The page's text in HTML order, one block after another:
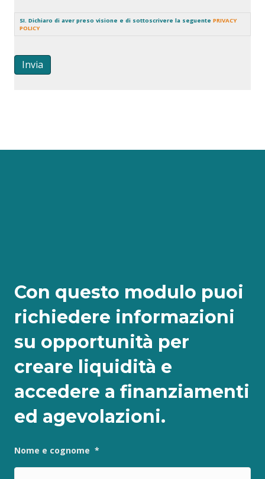
SI. Dichiaro di aver preso visione e di sottoscrivere la seguente PRIVACY
POLICY
Invia
Con questo modulo puoi
richiedere informazioni
su opportunità per
creare liquidità e
accedere a finanziamenti
ed agevolazioni.
Nome e cognome *